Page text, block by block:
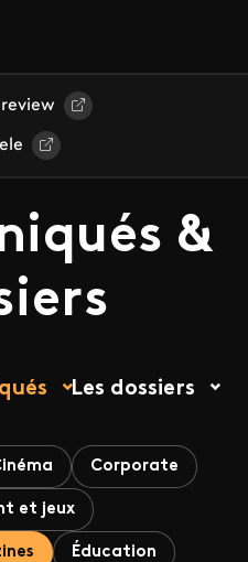
&
Les dossiers
Corporate
et jeux
Éducation